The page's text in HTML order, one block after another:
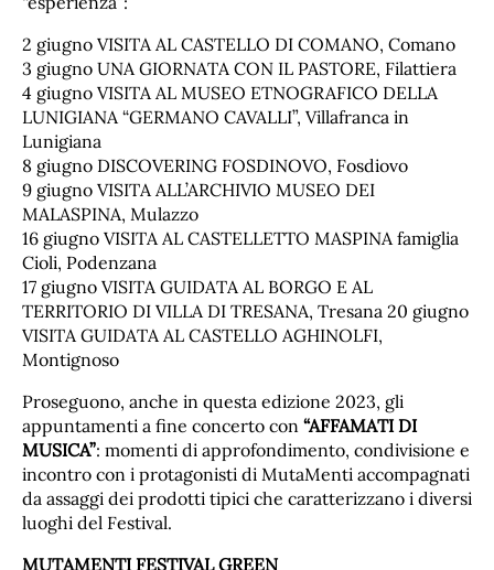
2 giugno VISITA AL CASTELLO DI COMANO, Comano
3 giugno UNA GIORNATA CON IL PASTORE, Filattiera
4 giugno VISITA AL MUSEO ETNOGRAFICO DELLA
LUNIGIANA “GERMANO CAVALLI”, Villafranca in
Lunigiana
8 giugno DISCOVERING FOSDINOVO, Fosdiovo
9 giugno VISITA ALL’ARCHIVIO MUSEO DEI
MALASPINA, Mulazzo
16 giugno VISITA AL CASTELLETTO MASPINA famiglia
Cioli, Podenzana
17 giugno VISITA GUIDATA AL BORGO E AL
TERRITORIO DI VILLA DI TRESANA, Tresana 20 giugno
VISITA GUIDATA AL CASTELLO AGHINOLFI,
Montignoso
Proseguono, anche in questa edizione 2023, gli
appuntamenti a fine concerto con “AFFAMATI DI
MUSICA”: momenti di approfondimento, condivisione e
incontro con i protagonisti di MutaMenti accompagnati
da assaggi dei prodotti tipici che caratterizzano i diversi
luoghi del Festival.
MUTAMENTI FESTIVAL GREEN